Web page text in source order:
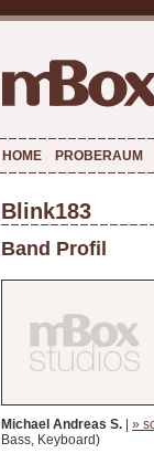
HOME PROBERAUM
Blink183
Band Profil
Michael Andreas S. »
Bass, Keyboard)